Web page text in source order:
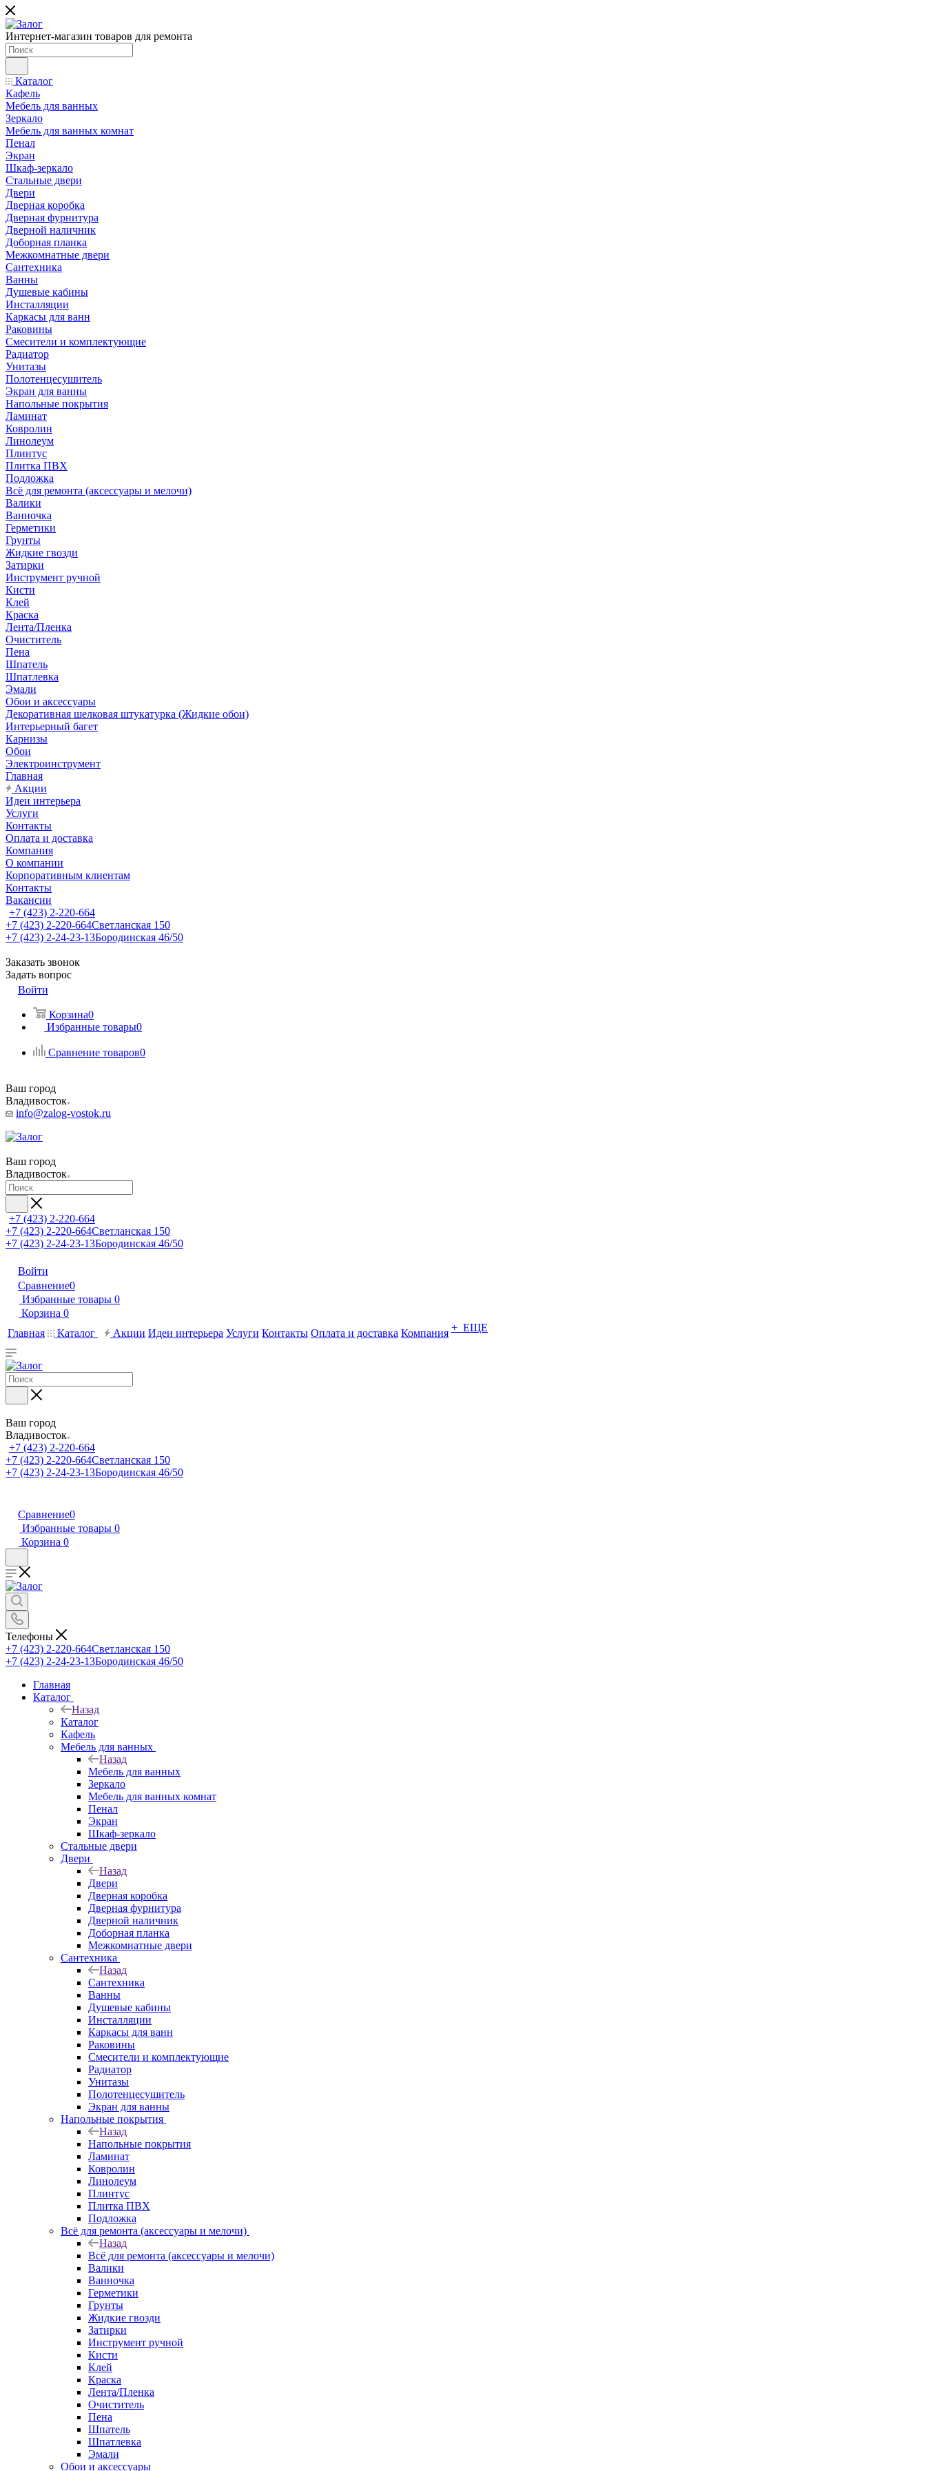
Интернет-магазин товаров для ремонта
Каталог
Кафель
Мебель для ванных
Зеркало
Мебель для ванных комнат
Пенал
Экран
Шкаф-зеркало
Стальные двери
Двери
Дверная коробка
Дверная фурнитура
Дверной наличник
Доборная планка
Межкомнатные двери
Сантехника
Ванны
Душевые кабины
Инсталляции
Каркасы для ванн
Раковины
Смесители и комплектующие
Радиатор
Унитазы
Полотенцесушитель
Экран для ванны
Напольные покрытия
Ламинат
Ковролин
Линолеум
Плинтус
Плитка ПВХ
Подложка
Всё для ремонта (аксессуары и мелочи)
Валики
Ванночка
Герметики
Грунты
Жидкие гвозди
Затирки
Инструмент ручной
Кисти
Клей
Краска
Лента/Пленка
Очиститель
Пена
Шпатель
Шпатлевка
Эмали
Обои и аксессуары
Декоративная шелковая штукатурка (Жидкие обои)
Интерьерный багет
Карнизы
Обои
Электроинструмент
Главная
Акции
Идеи интерьера
Услуги
Контакты
Оплата и доставка
Компания
О компании
Корпоративным клиентам
Контакты
Вакансии
+7 (423) 2-220-664
+7 (423) 2-220-664Светланская 150
+7 (423) 2-24-23-13Бородинская 46/50
Заказать звонок
Задать вопрос
Войти
Корзина0
Избранные товары0
Сравнение товаров0
Ваш город
Владивосток
info@zalog-vostok.ru
Ваш город
Владивосток
+7 (423) 2-220-664
+7 (423) 2-220-664Светланская 150
+7 (423) 2-24-23-13Бородинская 46/50
Войти
Сравнение0
Избранные товары 0
Корзина 0
Главная
Каталог Акции Идеи интерьера Услуги Контакты Оплата и доставка Компания + ЕЩЕ
Ваш город
Владивосток
+7 (423) 2-220-664
+7 (423) 2-220-664Светланская 150
+7 (423) 2-24-23-13Бородинская 46/50
Сравнение0
Избранные товары 0
Корзина 0
Телефоны
+7 (423) 2-220-664Светланская 150
+7 (423) 2-24-23-13Бородинская 46/50
Главная
Каталог
Назад
Каталог
Кафель
Мебель для ванных
Назад
Мебель для ванных
Зеркало
Мебель для ванных комнат
Пенал
Экран
Шкаф-зеркало
Стальные двери
Двери
Назад
Двери
Дверная коробка
Дверная фурнитура
Дверной наличник
Доборная планка
Межкомнатные двери
Сантехника
Назад
Сантехника
Ванны
Душевые кабины
Инсталляции
Каркасы для ванн
Раковины
Смесители и комплектующие
Радиатор
Унитазы
Полотенцесушитель
Экран для ванны
Напольные покрытия
Назад
Напольные покрытия
Ламинат
Ковролин
Линолеум
Плинтус
Плитка ПВХ
Подложка
Всё для ремонта (аксессуары и мелочи)
Назад
Всё для ремонта (аксессуары и мелочи)
Валики
Ванночка
Герметики
Грунты
Жидкие гвозди
Затирки
Инструмент ручной
Кисти
Клей
Краска
Лента/Пленка
Очиститель
Пена
Шпатель
Шпатлевка
Эмали
Обои и аксессуары